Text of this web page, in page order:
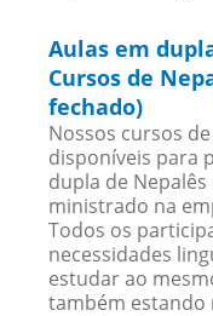
Aulas em
Cursos de
fechado)
Nossos cursos
disponíveis para
dupla de
ministrado na
Todos os
necessidades
estudar ao
também estando